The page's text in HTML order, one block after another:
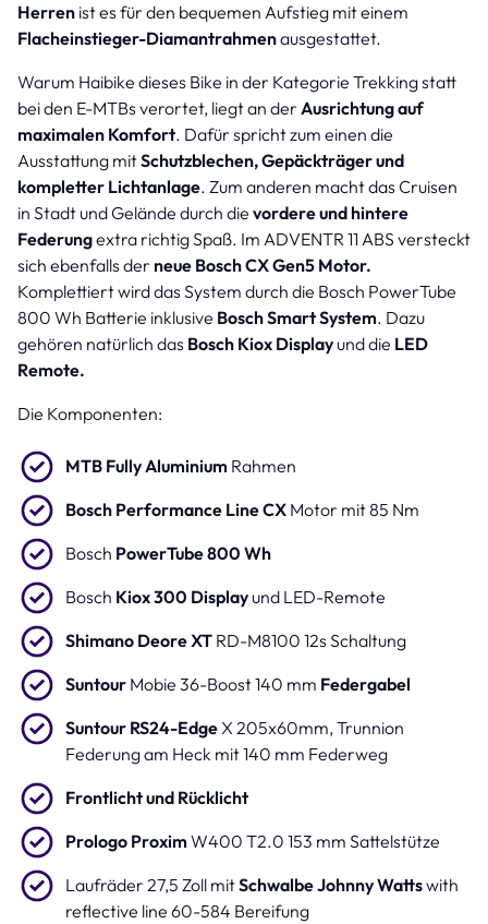
Herren ist es für den bequemen Aufstieg mit einem
Flacheinstieger-Diamantrahmenausgestattet.
Warum Haibike dieses Bike in der Kategorie Trekking statt
bei den E-MTBs verortet, liegt an der Ausrichtung auf
maximalen Komfort. Dafür spricht zum einen die
Ausstattung mitSchutzblechen, Gepäckträger und
kompletter Lichtanlage. Zum anderen macht das Cruisen
in Stadt und Gelände durch die vordere und hintere
Federungextra richtig Spaß. Im ADVENTR 11 ABS versteckt
sich ebenfalls der neue Bosch CX Gen5 Motor.
Komplettiert wird das System durch die Bosch PowerTube
800 Wh Batterie inklusive Bosch Smart System. Dazu
gehören natürlich das Bosch Kiox Display und die LED
Remote.
Die Komponenten:
MTB Fully Aluminium Rahmen
Bosch Performance Line CX Motor mit 85 Nm
Bosch PowerTube 800 Wh
Bosch Kiox 300 Display und LED-Remote
Shimano Deore XT RD-M8100 12s Schaltung
Suntour Mobie 36-Boost 140 mm Federgabel
Suntour RS24-EdgeX 205x60mm, Trunnion
Federung am Heck mit 140 mm Federweg
Frontlicht und Rücklicht
Prologo ProximW400 T2.0 153 mm Sattelstütze
Laufräder 27,5 Zoll mitSchwalbe Johnny Wattswith
reflective line 60-584 Bereifung